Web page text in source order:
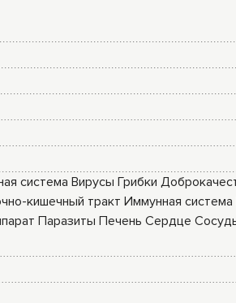
система Вирусы Грибки
кишечный тракт Иммунная система
Паразиты Печень Сердце